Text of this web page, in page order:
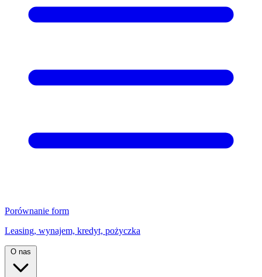
Porównanie form
Leasing, wynajem, kredyt, pożyczka
O nas